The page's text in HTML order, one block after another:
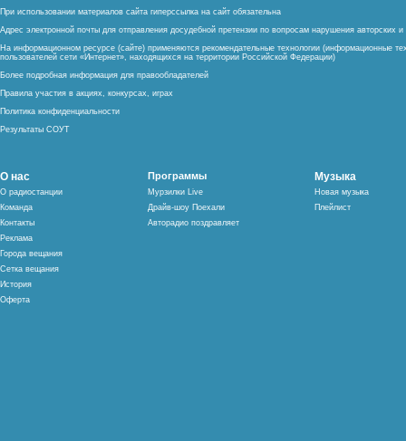
При использовании материалов сайта гиперссылка на сайт обязательна
Адрес электронной почты для отправления досудебной претензии по вопросам нарушения авторских
На информационном ресурсе (сайте) применяются рекомендательные технологии (информационные
пользователей сети «Интернет», находящихся на территории Российской Федерации)
Более подробная информация для правообладателей
Правила участия в акциях, конкурсах, играх
Политика конфиденциальности
Результаты СОУТ
О нас
О радиостанции
Команда
Контакты
Реклама
Города вещания
Сетка вещания
История
Оферта
Программы
Мурзилки Live
Драйв-шоу Поехали
Авторадио поздравляет
Музыка
Новая музыка
Плейлист